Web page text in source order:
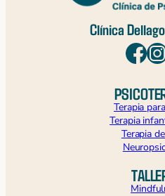
Clínica
Terapia
Terapia
Terapia